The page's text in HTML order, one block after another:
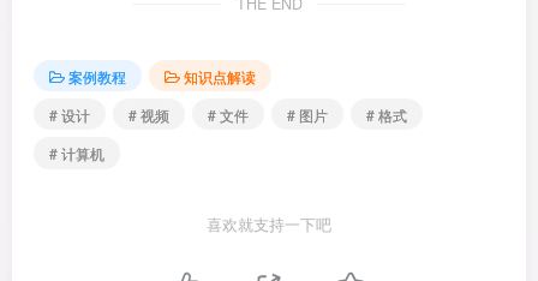
案例教程
知识点解读
# 设计
# 视频 # 文件 # 图片
# 格式
# 计算机
喜欢就支持一下吧